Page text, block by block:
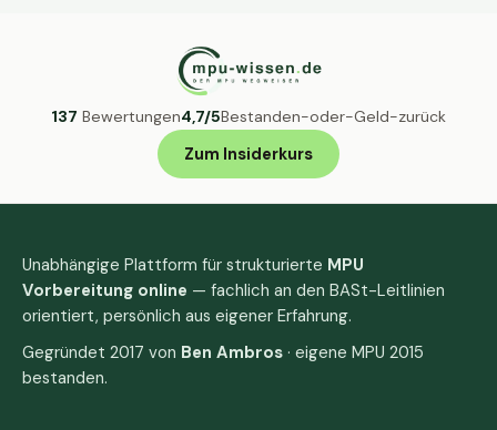
137 Bewertungen4,7/5Bestanden-oder-Geld-zurück
Zum Insiderkurs
Unabhängige Plattform für strukturierte MPU
Vorbereitung online — fachlich an den BASt-Leitlinien
orientiert, persönlich aus eigener Erfahrung.
Gegründet 2017 von Ben Ambros · eigene MPU 2015
bestanden.